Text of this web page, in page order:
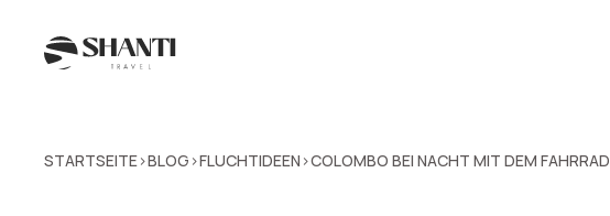
STARTSEITE>BLOG >FLUCHTIDEEN >COLOMBO BEI NACHT MIT DEM FAHRRAD